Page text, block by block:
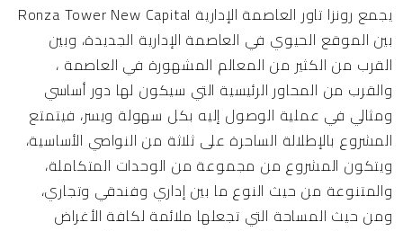
يجمع رونزا تاور العاصمة الإدارية
بين الموقع الحيوي في العاصمة الإدارية الجديدة، وبين
القرب من الكثير من المعالم المشهورة في العاصمة ،
والقرب من المحاور الرئيسية التي سيكون لها دور أساسي
ومثالي في عملية الوصول إليه بكل سهولة ويسر، فيتمتع
المشروع بالإطلالة الساحرة على ثلاثة من النواصي الأساسية،
ويتكون المشروع من مجموعة من الوحدات المتكاملة،
والمتنوعة من حيث النوع ما بين إداري وفندقي وتجاري،
ومن حيث المساحة التي تجعلها ملائمة لكافة الأغراض